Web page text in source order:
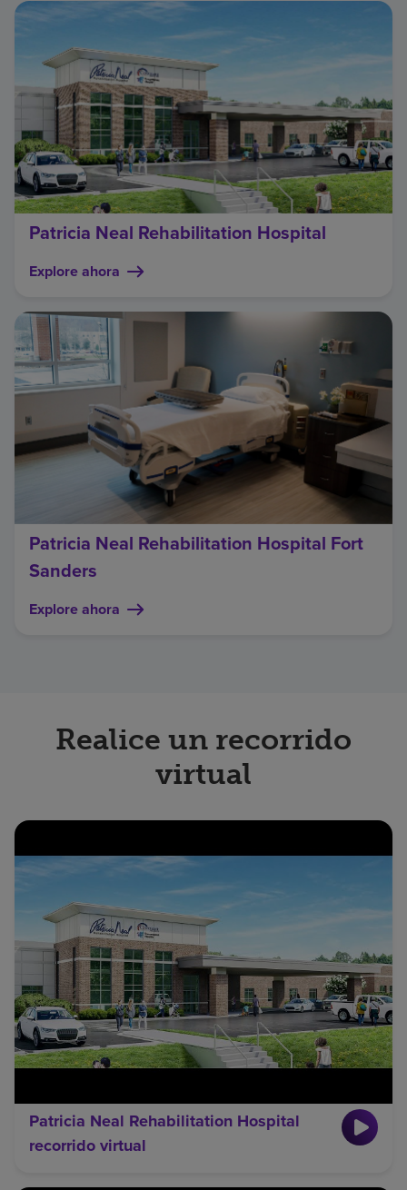
Patricia Neal Rehabilitation Hospital
Explore ahora
Patricia Neal Rehabilitation Hospital Fort
Sanders
Explore ahora
Realice un recorrido
virtual
Patricia Neal Rehabilitation Hospital
recorrido virtual